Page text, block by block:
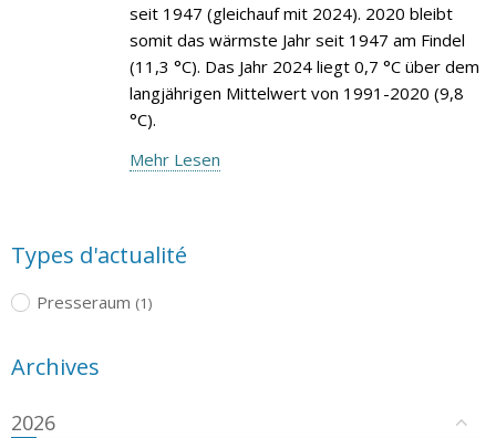
seit 1947 (gleichauf mit 2024). 2020 bleibt
somit das wärmste Jahr seit 1947 am Findel
(11,3 °C). Das Jahr 2024 liegt 0,7 °C über dem
langjährigen Mittelwert von 1991-2020 (9,8
°C).
Mehr Lesen
Types d'actualité
Presseraum (1)
Archives
2026